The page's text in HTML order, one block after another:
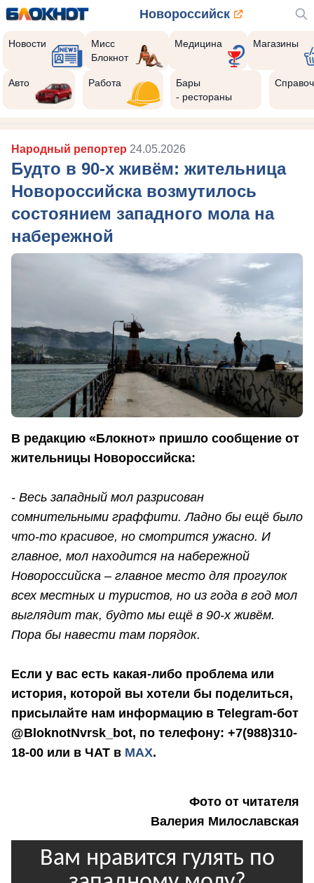
Новороссийск
Новости
Мисс
Блокнот
Медицина Магазины
Авто Работа
Бары
- рестораны
Народный репортер 24.05.2026
Будто в 90-х живём: жительница
Новороссийска возмутилось
состоянием западного мола на
набережной
В редакцию «Блокнот» пришло сообщение от
жительницы Новороссийска:
- Весь западный мол разрисован
сомнительными граффити. Ладно бы ещё было
что-то красивое, но смотрится ужасно. И
главное, мол находится на набережной
Новороссийска – главное место для прогулок
всех местных и туристов, но из года в год мол
выглядит так, будто мы ещё в 90-х живём.
Пора бы навести там порядок.
Если у вас есть какая-либо проблема или
история, которой вы хотели бы поделиться,
присылайте нам информацию в Telegram-бот
@BloknotNvrsk_bot, по телефону: +7(988)310-
18-00 или в ЧАТ в МАХ.
Фото от читателя
Валерия Милославская